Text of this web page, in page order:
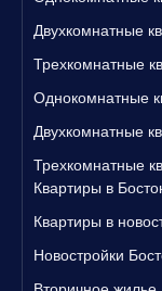
Двухкомнатные
Трехкомнатные
Однокомнатные
Двухкомнатные
Трехкомнатные
Квартиры в
Квартиры в
Новостройки